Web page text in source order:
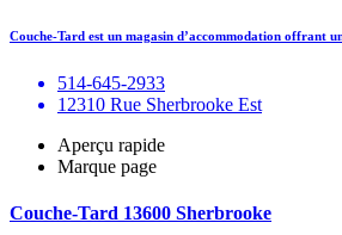
Couche-Tard est un magasin d’accommodation offrant
514-645-2933
12310 Rue Sherbrooke Est
Aperçu rapide
Marque page
Couche-Tard 13600 Sherbrooke